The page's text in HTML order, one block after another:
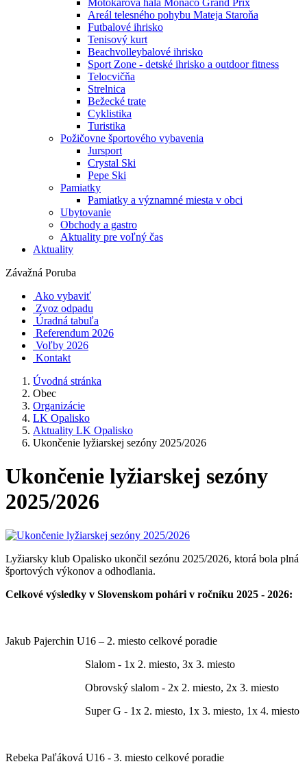
Motokárová hala Monaco Grand Prix
Areál telesného pohybu Mateja Staroňa
Futbalové ihrisko
Tenisový kurt
Beachvolleybalové ihrisko
Sport Zone - detské ihrisko a outdoor fitness
Telocvičňa
Strelnica
Bežecké trate
Cyklistika
Turistika
Požičovne športového vybavenia
Jursport
Crystal Ski
Pepe Ski
Pamiatky
Pamiatky a významné miesta v obci
Ubytovanie
Obchody a gastro
Aktuality pre voľný čas
Aktuality
Závažná Poruba
Ako vybaviť
Zvoz odpadu
Úradná tabuľa
Referendum 2026
Voľby 2026
Kontakt
Úvodná stránka
Obec
Organizácie
LK Opalisko
Aktuality LK Opalisko
Ukončenie lyžiarskej sezóny 2025/2026
Ukončenie lyžiarskej sezóny
2025/2026
Lyžiarsky klub Opalisko ukončil sezónu 2025/2026, ktorá bola plná
športových výkonov a odhodlania.
Celkové výsledky v Slovenskom pohári v ročníku 2025 - 2026:
Jakub Pajerchin U16 – 2. miesto celkové poradie
Slalom - 1x 2. miesto, 3x 3. miesto
Obrovský slalom - 2x 2. miesto, 2x 3. miesto
Super G - 1x 2. miesto, 1x 3. miesto, 1x 4. miesto
Rebeka Paľáková U16 - 3. miesto celkové poradie